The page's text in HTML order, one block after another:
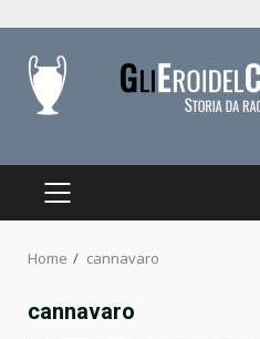
content
PRIMARY
Home cannavaro
cannavaro